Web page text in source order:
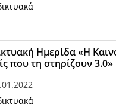
Ημερίδα «Η
που τη στηρίζουν 3.0»